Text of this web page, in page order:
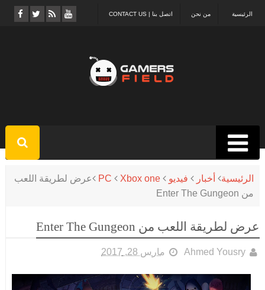
اتصل بنا | CONTACT US من نحن الرئيسية
الرئيسية أخبار فيديو PC Xbox one
عرض لطريقة اللعب
من Enter The Gungeon
عرض لطريقة اللعب من Enter The Gungeon
Ahmed Yousry مارس 28, 2017